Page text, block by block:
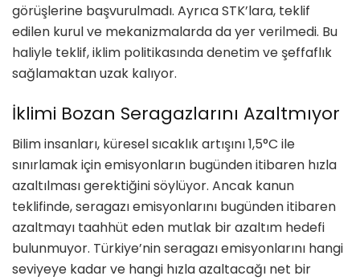
görüşlerine başvurulmadı. Ayrıca STK’lara, teklif
edilen kurul ve mekanizmalarda da yer verilmedi. Bu
haliyle teklif, iklim politikasında denetim ve şeffaflık
sağlamaktan uzak kalıyor.
İklimi Bozan Seragazlarını Azaltmıyor
Bilim insanları, küresel sıcaklık artışını 1,5°C ile
sınırlamak için emisyonların bugünden itibaren hızla
azaltılması gerektiğini söylüyor. Ancak kanun
teklifinde, seragazı emisyonlarını bugünden itibaren
azaltmayı taahhüt eden mutlak bir azaltım hedefi
bulunmuyor. Türkiye’nin seragazı emisyonlarını hangi
seviyeye kadar ve hangi hızla azaltacağı net bir